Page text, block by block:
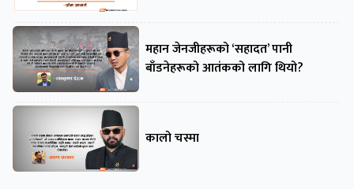
महान जेनजीहरूको ‘सहादत’ पानी
बाँडनेहरूको आतंकको लागि थियो?
कालो चस्मा